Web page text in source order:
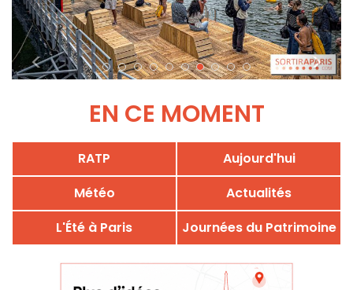
<
>
EN CE MOMENT
RATP
Aujourd'hui
Météo
Actualités
L'Été à Paris
Journées du Patrimoine